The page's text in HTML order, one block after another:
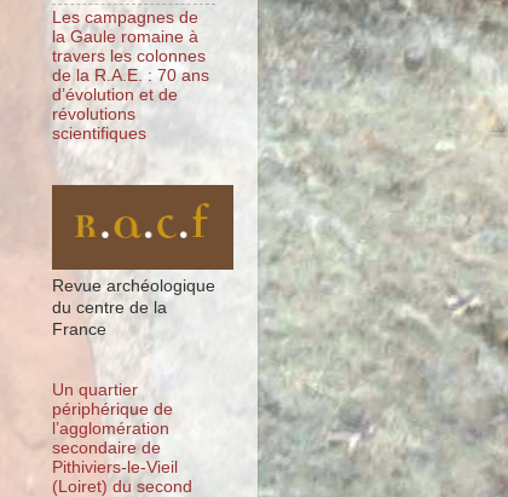
Les campagnes de
la Gaule romaine à
travers les colonnes
de la R.A.E. : 70 ans
d’évolution et de
révolutions
scientifiques
Revue archéologique
du centre de la
France
Un quartier
périphérique de
l’agglomération
secondaire de
Pithiviers-le-Vieil
(Loiret) du second